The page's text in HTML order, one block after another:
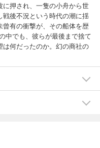
押され、一隻の小舟から世
後不況という時代の潮に揺
有の衝撃が、その船体を歴
中でも、彼らが最後まで捨て
何だったのか。幻の商社の